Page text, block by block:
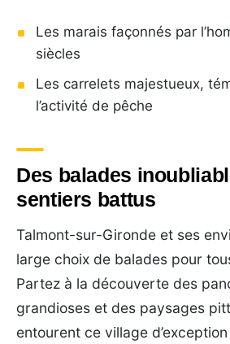
Les marais façonnés par
siècles
Les carrelets majestueux,
l’activité de pêche
Des balades
sentiers battus
Talmont-sur-Gironde et ses
large choix de balades pour
Partez à la découverte des
grandioses et des paysages
entourent ce village d’exception